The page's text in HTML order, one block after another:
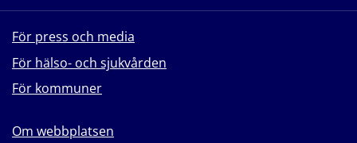
För press och media
För hälso- och sjukvården
För kommuner
Om webbplatsen